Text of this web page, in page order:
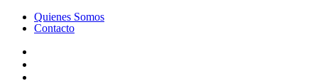
Quienes Somos
Contacto